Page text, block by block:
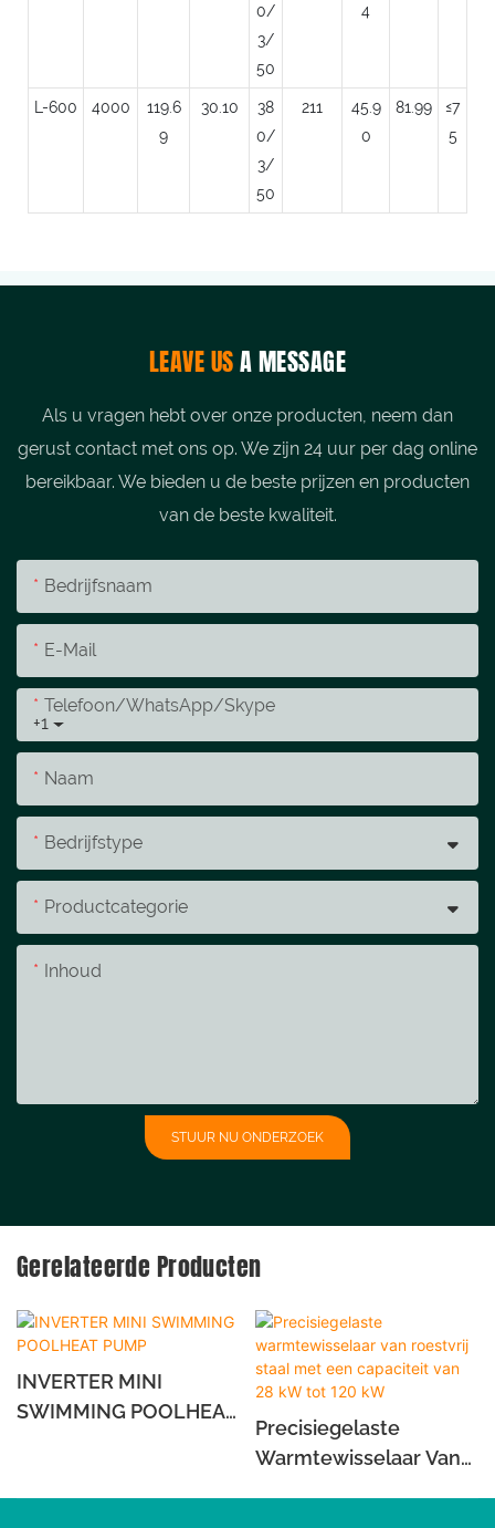
0/
3/
50
4
L-600 4000
119.6
9
30.10
38
0/
3/
50
211
45.9
0
81.99
≤7
5
LEAVE USA MESSAGE
Als u vragen hebt over onze producten, neem dan
gerust contact met ons op. We zijn 24 uur per dag online
bereikbaar. We bieden u de beste prijzen en producten
van de beste kwaliteit.
Bedrijfsnaam
E-Mail
+1
Telefoon/WhatsApp/Skype
Naam
Bedrijfstype
Productcategorie
Inhoud
STUUR NU ONDERZOEK
Gerelateerde Producten
INVERTER MINI
SWIMMING POOLHEAT
Precisiegelaste
Warmtewisselaar Van